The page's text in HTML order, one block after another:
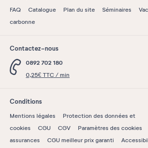
FAQ Catalogue Plan du site Séminaires
carbonne
Contactez-nous
0892 702 180
0,25€ TTC / min
Conditions
Mentions légales
Protection des données et
cookies
CGU CGV Paramètres des cookies
assurances
CGU meilleur prix garanti